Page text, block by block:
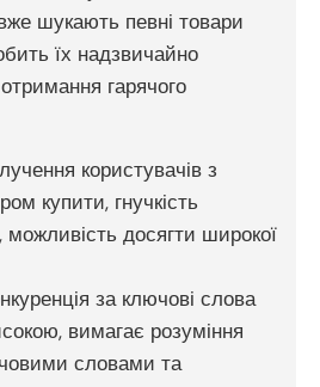
шукають певні товари
їх надзвичайно
гарячого
користувачів з
купити, гнучкість
досягти широкої
за ключові слова
вимагає розуміння
словами та